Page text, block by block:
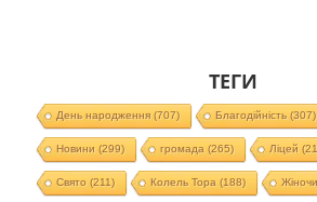
ТЕГИ
День народження(707) Благодійність(307)
Новини (299) громада (265) Ліцей
Свято (211) Колель Тора (188)